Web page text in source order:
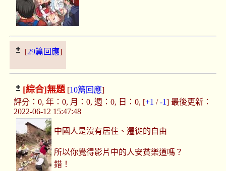
[29篇回應]
[綜合]無題[10篇回應]
評分：0, 年：0, 月：0, 週：0, 日：0, [+1 /-1] 最後更新：
2022-06-12 15:47:48
中國人是沒有居住、遷徙的自由
所以你覺得影片中的人安貧樂道嗎？
錯！